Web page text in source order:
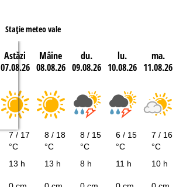
Staţie meteo vale
Astăzi
07.08.26
Mâine
08.08.26
du.
09.08.26
lu.
10.08.26
ma.
11.08.26
7 / 17
°C
8 / 18
°C
8 / 15
°C
6 / 15
°C
7 / 16
°C
13 h 13 h 8 h 11 h 10 h